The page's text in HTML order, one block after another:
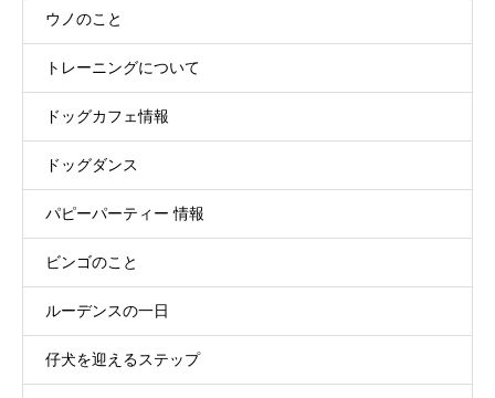
ウノのこと
トレーニングについて
ドッグカフェ情報
ドッグダンス
パピーパーティー 情報
ビンゴのこと
ルーデンスの一日
仔犬を迎えるステップ